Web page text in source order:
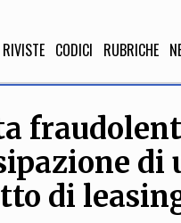
RIVISTE CODICI RUBRICHE
SOCIETÀ
Politica,
Educazione,
di
di